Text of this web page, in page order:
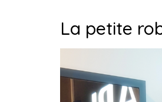
La petite